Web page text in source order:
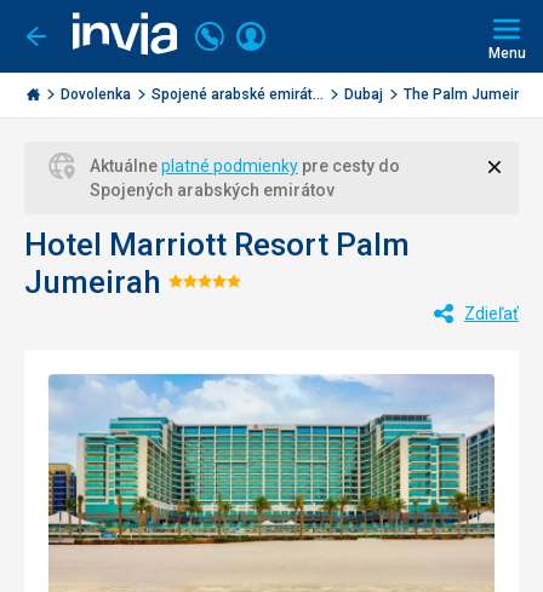
Ísť
späť
Invia.sk
Volajte
+421
2
3221
Prihlásiť
Menu
Dovolenka Spojené arabské emirát... Dubaj The Palm Jumeira
Aktuálneplatné podmienky pre cesty do
Spojených arabských emirátov
Hotel Marriott Resort Palm
Jumeirah Hodnotenie:
Zdieľať